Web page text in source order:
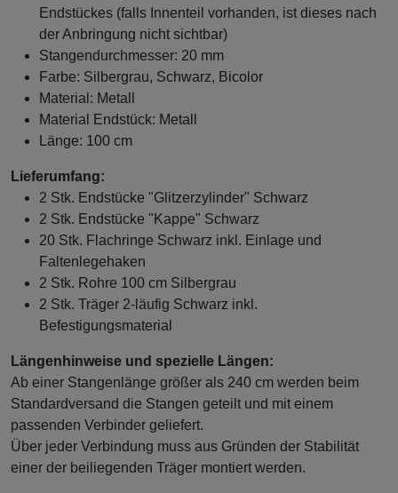
Endstückes (falls Innenteil vorhanden, ist dieses nach
der Anbringung nicht sichtbar)
Stangendurchmesser: 20 mm
Farbe: Silbergrau, Schwarz, Bicolor
Material: Metall
Material Endstück: Metall
Länge: 100 cm
Lieferumfang:
2 Stk. Endstücke "Glitzerzylinder" Schwarz
2 Stk. Endstücke "Kappe" Schwarz
20 Stk. Flachringe Schwarz inkl. Einlage und
Faltenlegehaken
2 Stk. Rohre 100 cm Silbergrau
2 Stk. Träger 2-läufig Schwarz inkl.
Befestigungsmaterial
Längenhinweise und spezielle Längen:
Ab einer Stangenlänge größer als 240 cm werden beim
Standardversand die Stangen geteilt und mit einem
passenden Verbinder geliefert.
Über jeder Verbindung muss aus Gründen der Stabilität
einer der beiliegenden Träger montiert werden.